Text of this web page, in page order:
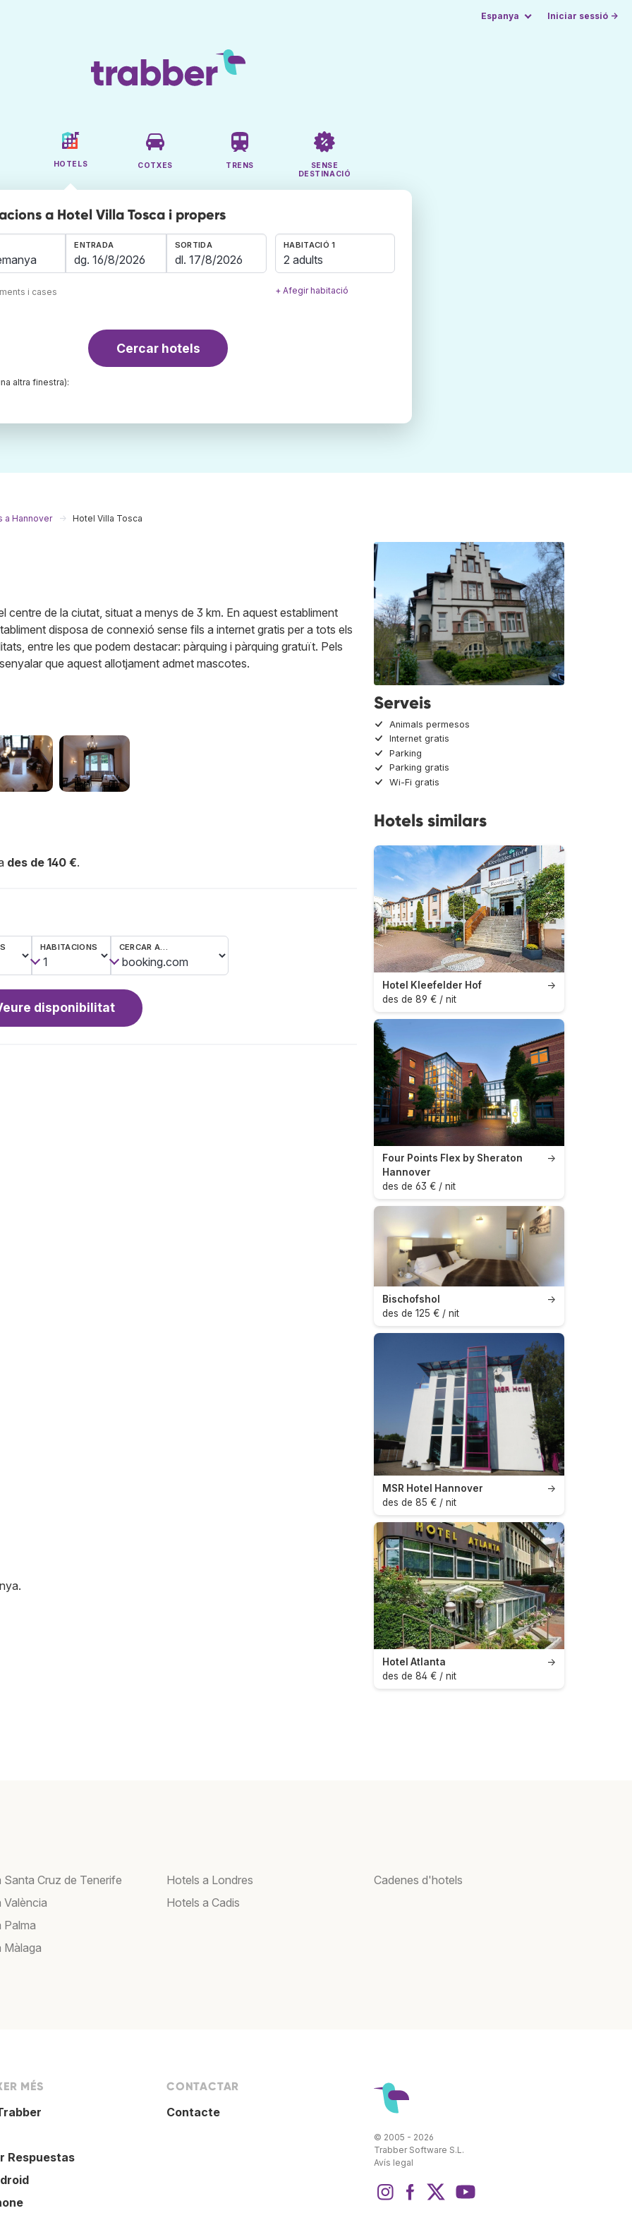
Espanya Iniciar sessió →
HOTELS COTXES TRENS
SENSE
DESTINACIÓ
a Hotel Villa Tosca i propers
i cases
ENTRADA SORTIDA HABITACIÓ 1
2 adults
+ Afegir habitació
Cercar hotels
altra finestra):
a Hannover Hotel Villa Tosca
centre de la ciutat, situat a menys de 3 km. En aquest establiment
disposa de connexió sense fils a internet gratis per a tots els
entre les que podem destacar: pàrquing i pàrquing gratuït. Pels
que aquest allotjament admet mascotes.
des de 140 €.
HABITACIONS CERCAR A…
disponibilitat
.
Serveis
Animals permesos
Internet gratis
Parking
Parking gratis
Wi-Fi gratis
Hotels similars
→
Hotel Kleefelder Hof
des de 89 € / nit
→
Four Points Flex by Sheraton
Hannover
des de 63 € / nit
→
Bischofshol
des de 125 € / nit
→
MSR Hotel Hannover
des de 85 € / nit
→
Hotel Atlanta
des de 84 € / nit
Santa Cruz de Tenerife
València
Palma
Màlaga
Hotels a Londres
Hotels a Cadis
Cadenes d'hotels
MÉS
Respuestas
CONTACTAR
Contacte
© 2005 - 2026
Trabber Software S.L.
Avís legal